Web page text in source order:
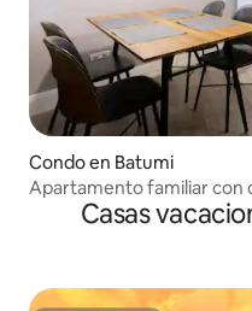
Condo en Batumi
Apartamento familiar con
Casas